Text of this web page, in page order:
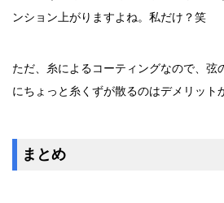
ンション上がりますよね。私だけ？笑
ただ、糸によるコーティングなので、弦
にちょっと糸くずが散るのはデメリット
まとめ